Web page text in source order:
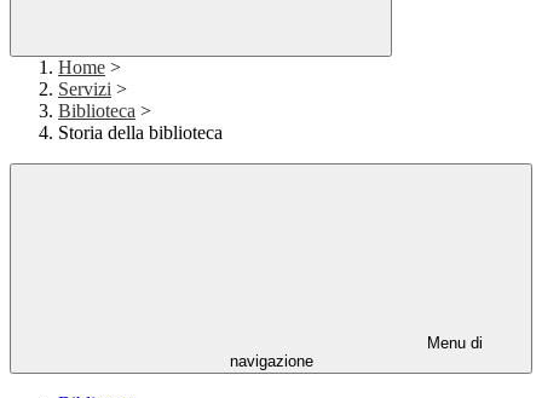
Home >
Servizi >
Biblioteca >
Storia della biblioteca
Menu di
navigazione